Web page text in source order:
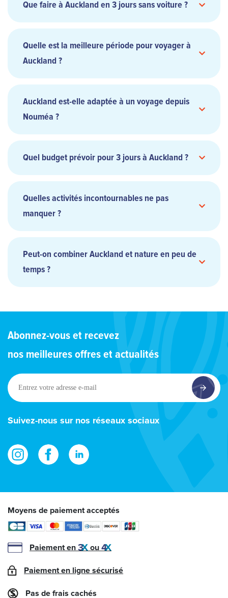
Que faire à Auckland en 3 jours sans voiture ?
Quelle est la meilleure période pour voyager à
Auckland ?
Auckland est-elle adaptée à un voyage depuis
Nouméa ?
Quel budget prévoir pour 3 jours à Auckland ?
Quelles activités incontournables ne pas
manquer ?
Peut-on combiner Auckland et nature en peu de
temps ?
Abonnez-vous et recevez
nos meilleures offres et actualités
Entrez
votre
adresse
e-
Suivez-nous sur nos réseaux sociaux
Moyens de paiement acceptés
Paiement en ou
Paiement en ligne sécurisé
Pas de frais cachés